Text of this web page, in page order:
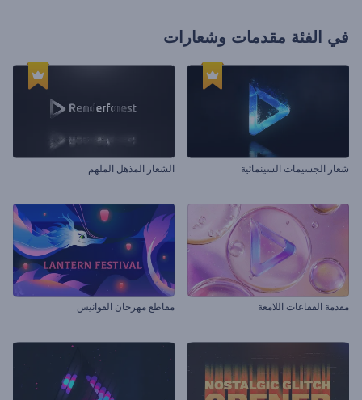
في الفئة مقدمات وشعارات
شعار الجسيمات السينمائية الشعار المذهل الملهم
مقدمة الفقاعات اللامعة مقاطع مهرجان الفوانيس